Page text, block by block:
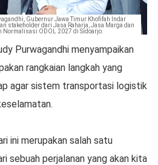
Gubernur Jawa Timur Khofifah Indar
stakeholder dari Jasa Raharja, Jasa Marga dan
Normalisasi ODOL 2027 di Sidoarjo.
Purwagandhi menyampaikan
rangkaian langkah yang
agar sistem transportasi logistik
ini merupakan salah satu
sebuah perjalanan yang akan kita